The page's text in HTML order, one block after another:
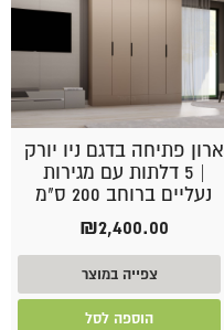
ארון פתיחה בדגם ניו יורק
| 5 דלתות עם מגירות
נעליים ברוחב 200 ס"מ
₪2,400.00
צפייה במוצר
הוספה לסל